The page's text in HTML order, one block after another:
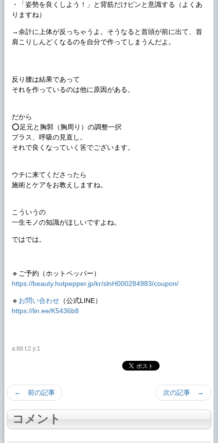
・「姿勢を良くしよう！」と背筋だけピンと意識する（よくあ
りますね）
→余計に上体が反っちゃうよ。そうなると首頭が前に出て、首
肩こりしんどくなるのを自分で作ってしまうんだよ。
反り腰は結果であって
それを作っているのは他に原因がある。
だから
⭕️足元と胸郭（胸周り）の調整一択
プラス、呼吸の見直し。
それで良くなっていく筈でございます。
ウチに来てくださったら
施術とケアをお教えしますね。
こういうの
一生モノの知識がほしいですよね。
ではでは。
🔹ご予約（ホットペッパー）
https://beauty.hotpepper.jp/kr/slnH000284983/coupon/
🔹 お問い合わせ（公式LINE）
https://lin.ee/K5436b8
a:88 t:2 y:1
次の記事 →
← 前の記事
コメント